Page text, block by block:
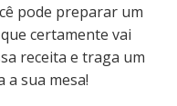
pode preparar um
certamente vai
receita e traga um
sua mesa!